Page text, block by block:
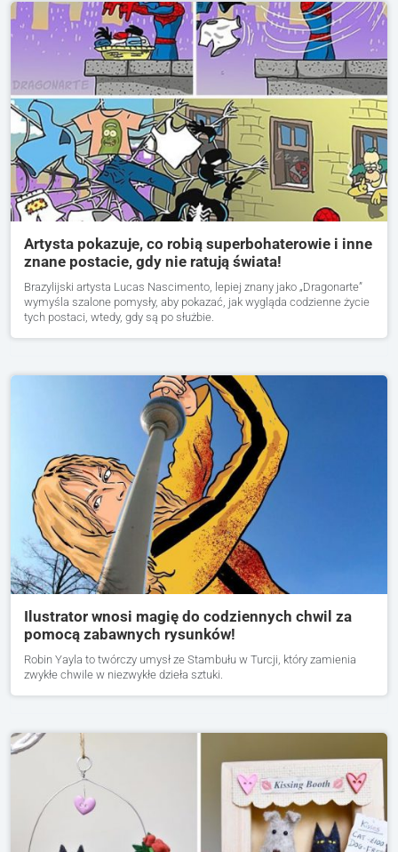
Artysta pokazuje, co robią superbohaterowie i inne
znane postacie, gdy nie ratują świata!
Brazylijski artysta Lucas Nascimento, lepiej znany jako „Dragonarte”
wymyśla szalone pomysły, aby pokazać, jak wygląda codzienne życie
tych postaci, wtedy, gdy są po służbie.
Ilustrator wnosi magię do codziennych chwil za
pomocą zabawnych rysunków!
Robin Yayla to twórczy umysł ze Stambułu w Turcji, który zamienia
zwykłe chwile w niezwykłe dzieła sztuki.